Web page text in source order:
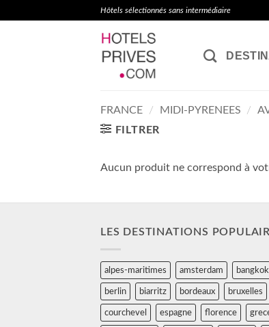
Hôtels sélectionnés sans intermédiaire
FRANCE / MIDI-PYRENEES /
FILTRER
Aucun produit ne correspond à
LES DESTINATIONS
alpes-maritimes amsterdam bangkok
berlin biarritz bordeaux bruxelles
courchevel espagne florence